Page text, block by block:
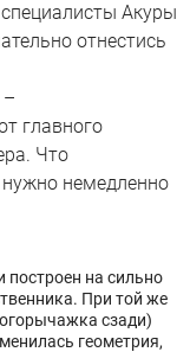
Акуры
отнестись
–
главного
Что
немедленно
построен на сильно
При той же
сзади)
геометрия,